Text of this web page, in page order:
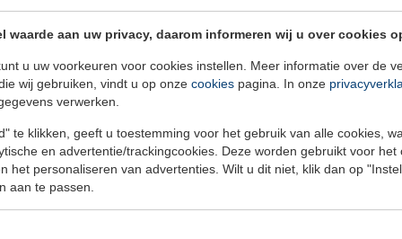
waarde aan uw privacy, daarom informeren wij u over cookies
u uw voorkeuren voor cookies instellen. Meer informatie over de
wij gebruiken, vindt u op onze cookies pagina. In onze
verwerken.
te klikken, geeft u toestemming voor het gebruik van alle cookies,
en advertentie/trackingcookies. Deze worden gebruikt voor het
het personaliseren van advertenties. Wilt u dit niet, klik dan op
aan te passen.
wij ook eenvoudig met leveranciers en
tussen de beheerder en bijvoorbeeld een
de samenwerking op om een compleet pakket te
voor de bewoner voorop. Wij zullen
Indien nodig verbinden wij warm door met